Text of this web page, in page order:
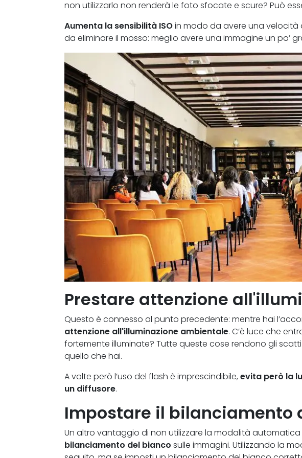
non utilizzarlo non renderà le foto sfocate e scure? Può
Aumenta la sensibilità ISOin modo da avere una
da eliminare il mosso: meglio avere una immagine un po’
Prestare attenzione
Questo è connesso al punto precedente: mentre hai
attenzione all'illuminazione ambientale. C’è luce che
fortemente illuminate? Tutte queste cose rendono gli
quello che hai.
A volte però l’uso del flash è imprescindibile, evita però la
un diffusore.
Impostare il bilanciamento
Un altro vantaggio di non utilizzare la modalità automatica
bilanciamento del bianco sulle immagini. Utilizzando la